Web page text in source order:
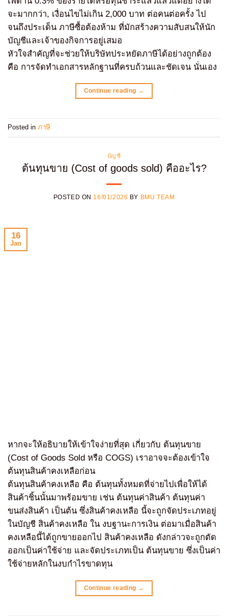
จะมากกว่า, เงื่อนไขไม่เกิน 2,000 บาท ต่อคนต่อครั้ง ไป
จนถึงประเด็น ภาษีซื้อต้องห้าม ที่มักสร้างความสับสนให้นัก
บัญชีและเจ้าของกิจการอยู่เสมอ
หัวใจสำคัญที่จะช่วยให้บริษัทประหยัดภาษีได้อย่างถูกต้อง
คือ การจัดทำเอกสารหลักฐานที่ครบถ้วนและชัดเจน นั่นเอง
Continue reading →
Posted in ภาษี
บัญชี
ต้นทุนขาย (Cost of goods sold) คืออะไร?
POSTED ON 16/01/2026 BY BMU TEAM
16
Jan
หากจะให้อธิบายให้เข้าใจง่ายที่สุด เกี่ยวกับ ต้นทุนขาย
(Cost of Goods Sold หรือ COGS) เราอาจจะต้องเข้าใจ
ต้นทุนสินค้าคงเหลือก่อน
ต้นทุนสินค้าคงเหลือ คือ ต้นทุนทั้งหมดที่จ่ายไปเพื่อให้ได้
สินค้าชิ้นนั้นมาพร้อมขาย เช่น ต้นทุนค่าสินค้า ต้นทุนค่า
ขนส่งสินค้า เป็นต้น ซึ่งสินค้าคงเหลือ นี้จะถูกจัดประเภทอยู่
ในบัญชี สินค้าคงเหลือ ใน งบฐานะการเงิน ต่อมาเมื่อสินค้า
คงเหลือนี้ได้ถูกขายออกไป สินค้าคงเหลือ ดังกล่าวจะถูกตัด
ออกเป็นค่าใช้จ่าย และจัดประเภทเป็น ต้นทุนขาย ซึ่งเป็นค่า
ใช้จ่ายหลักในงบกำไรขาดทุน
Continue reading →